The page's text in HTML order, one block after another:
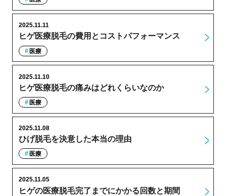
ヒゲ医療脱毛の費用とコストパフォーマンス
2025.11.11
医療
ヒゲ医療脱毛の痛みはどれくらいなのか
2025.11.10
医療
ひげ脱毛を決意した本当の理由
2025.11.08
医療
ヒゲの医療脱毛完了までにかかる回数と期間
2025.11.05